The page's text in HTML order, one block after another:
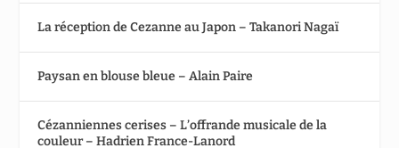
La réception de Cezanne au Japon – Takanori Nagaï
Paysan en blouse bleue – Alain Paire
Cézanniennes cerises – L’offrande musicale de la
couleur – Hadrien France-Lanord